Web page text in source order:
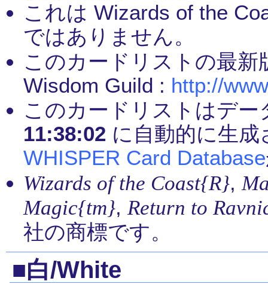
これは Wizards of the
ではありません。
このカードリストの最
Wisdom Guild : http://
このカードリストはデ
11:38:02 に自動的に生
WHISPER Card Database
Wizards of the Coast{R},
Magic{tm}, Return to
社の商標です。
■白/White